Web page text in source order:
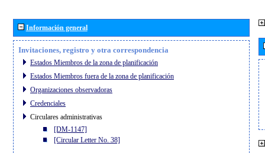
Información general
Invitaciones, registro y otra correspondencia
Estados Miembros de la zona de planificación
Estados Miembros fuera de la zona de planificación
Organizaciones observadoras
Credenciales
Circulares administrativas
[DM-1147]
[Circular Letter No. 38]